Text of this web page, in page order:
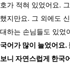
호가 적혀 있었어요.
했지만요. 그 외에도
대하는 손님들도 있었
국어가 많이 늘었어요.
보니 자연스럽게 한국